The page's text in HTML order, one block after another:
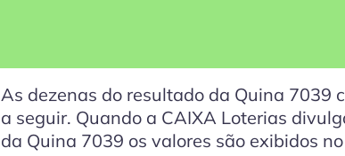
As dezenas do resultado da Quina 7039
a seguir. Quando a CAIXA Loterias
da Quina 7039 os valores são exibidos